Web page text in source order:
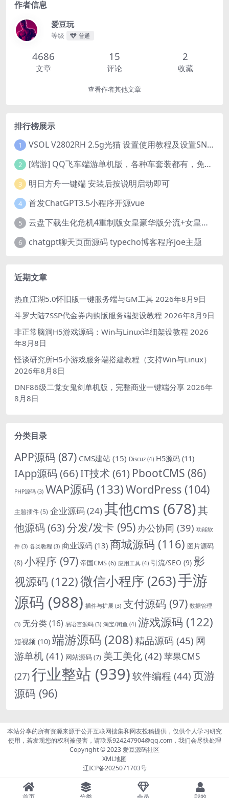
作者信息
爱豆玩
等级 普通
4686
文章
15
评论
2
收藏
查看作者其他文章
排行榜展示
1 VSOL V2802RH 2.5g光猫 设置使用教程及设置SN教程-附带稳定固件使用手册等
2 [端游] QQ飞车端游单机版，各种车套装都有，免虚拟机
3 明日方舟一键端 安装后按说明启动即可
4 首发ChatGPT3.5小程序开源vue
5 云盘下载生化危机4重制版女皇豪华版分流+女皇学习补丁+修改器 解压即玩【阿里云盘】
6 chatgpt聊天页面源码 typecho博客程序joe主题
近期文章
热血江湖5.0怀旧版一键服务端与GM工具 2026年8月9日
斗罗大陆7SSP代金券内购版服务端架设教程 2026年8月9日
非正常脑洞H5游戏源码：Win与Linux详细架设教程 2026
年8月8日
怪谈研究所H5小游戏服务端搭建教程（支持Win与Linux）
2026年8月8日
DNF86级二觉女鬼剑单机版，完整商业一键端分享 2026年
8月8日
分类目录
APP源码 (87) CMS建站 (15) Discuz (4) H5源码 (11)
IApp源码 (66)IT技术(61) PbootCMS (86)
PHP源码 (3) WAP源码 (133)WordPress (104)
主题插件(5) 企业源码(24)其他cms (678)其
他源码 (63)分发/发卡 (95) 办公协同 (39) 功能软
件 (3) 各类教程 (3) 商业源码 (13) 商城源码 (116) 图片源码
(8) 小程序 (97) 帝国CMS(6) 应用工具 (4) 引流/SEO (9) 影
视源码 (122)微信小程序 (263)手游
源码 (988) 插件与扩展 (3) 支付源码 (97) 数据管理
(3) 无分类(16) 易语言源码 (3) 淘宝/闲鱼 (4) 游戏源码 (122)
短视频 (10) 端游源码 (208)精品源码 (45) 网
游单机 (41) 网站源码(7) 美工美化 (42) 苹果CMS
(27)行业整站 (939)软件编程 (44)页游
源码 (96)
本站分享的所有资源来源于公开互联网搜集和网友投稿提供，仅供个人学习研究
使用，若发现您的权利被侵害，请联系924247904@qq.com，我们会尽快处理
Copyright © 2023爱豆源码社区
XML地图
辽ICP备2025071703号